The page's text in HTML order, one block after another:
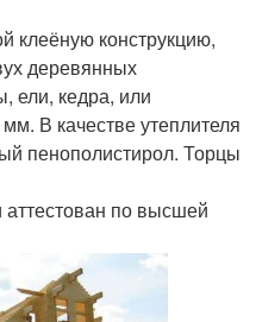
клеёную конструкцию,
деревянных
ели, кедра, или
В качестве утеплителя
пенополистирол. Торцы
по высшей